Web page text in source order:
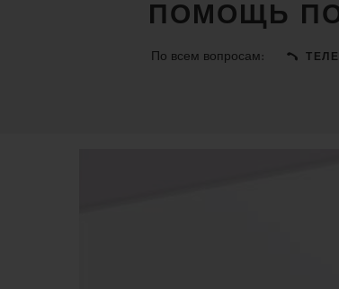
ПОМОЩЬ
По всем вопросам: